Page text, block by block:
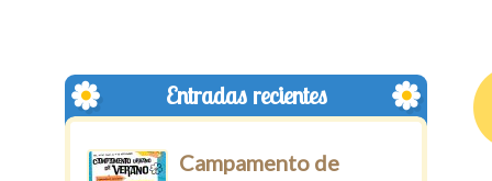
Entradas recientes
Campamento de